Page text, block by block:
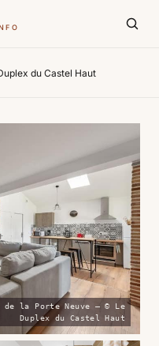
du Castel Haut
de la Porte Neuve — © Le
Duplex du Castel Haut